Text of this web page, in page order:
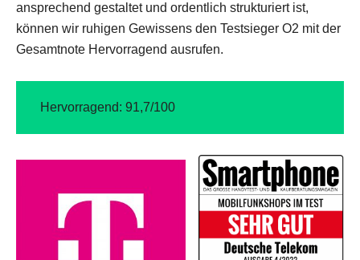
ansprechend gestaltet und ordentlich strukturiert ist,
können wir ruhigen Gewissens den Testsieger O2 mit der
Gesamtnote Hervorragend ausrufen.
Hervorragend: 91,7/100